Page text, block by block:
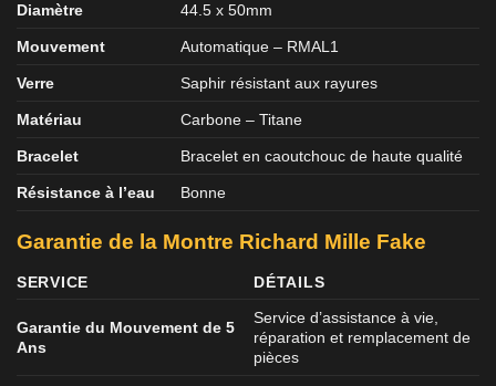
Diamètre
44.5 x 50mm
Mouvement Automatique – RMAL1
Verre Saphir résistant aux rayures
Matériau Carbone – Titane
Bracelet Bracelet en caoutchouc de haute qualité
Résistance à l’eau Bonne
Garantie de la Montre Richard Mille Fake
SERVICE DÉTAILS
Garantie du Mouvement de 5
Ans
Service d’assistance à vie,
réparation et remplacement de
pièces